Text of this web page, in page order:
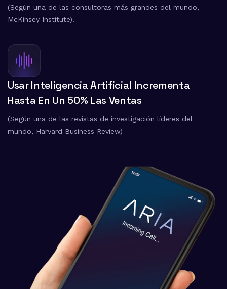
(Según una de las consultoras más grandes del mundo,
McKinsey Institute).
Usar Inteligencia Artificial Incrementa
Hasta En Un 50% Las Ventas
(Según una de las revistas de investigación líderes del
mundo, Harvard Business Review)